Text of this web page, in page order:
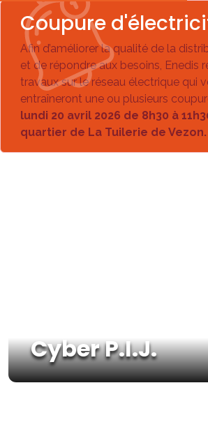
Coupure
Afin d’améliorer la qualité de la
et de répondre aux besoins, Enedis
travaux sur le réseau électrique qui
entraîneront une ou plusieurs
lundi 20 avril 2026 de 8h30 à
quartier de La Tuilerie de Vezon.
Cyber P.I.J.